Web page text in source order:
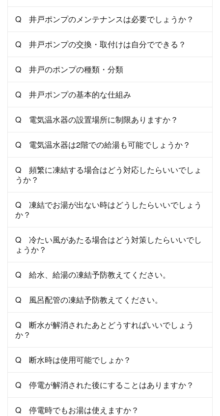
Q 井戸ポンプのメンテナンスは必要でしょうか？
Q 井戸ポンプの交換・取付けは自分でできる？
Q 井戸のポンプの種類・分類
Q 井戸ポンプの基本的な仕組み
Q 電気温水器の設置場所に制限ありますか？
Q 電気温水器は2階での給湯も可能でしょうか？
Q 頻繁に凍結する場合はどう対応したらいいでしょ
うか？
Q 凍結でお湯が出ない時はどうしたらいいでしょう
か？
Q 冷たい風があたる場合はどう対策したらいいでし
ょうか？
Q 給水、給湯の凍結予防教えてください。
Q 風呂配管の凍結予防教えてください。
Q 断水が解消されたあとどうすればいいでしょう
か？
Q 断水時は使用可能でしょか？
Q 停電が解消された後にすることはありますか？
Q 停電時でもお湯は使えますか？